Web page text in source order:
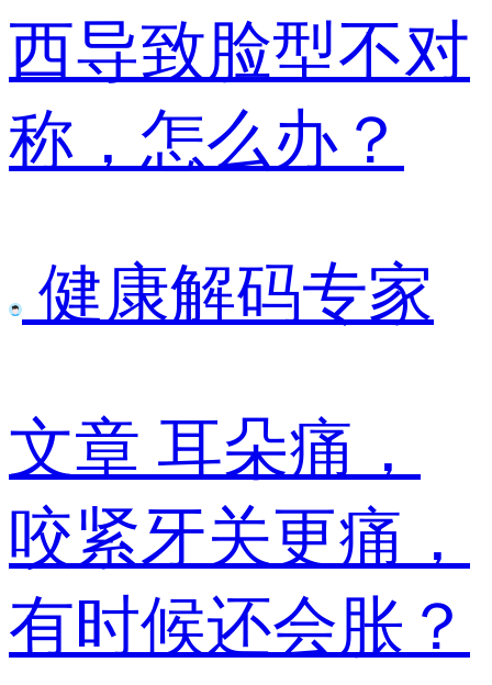
西导致脸型不对
称，怎么办？
健康解码专家
文章 耳朵痛，
咬紧牙关更痛，
有时候还会胀？